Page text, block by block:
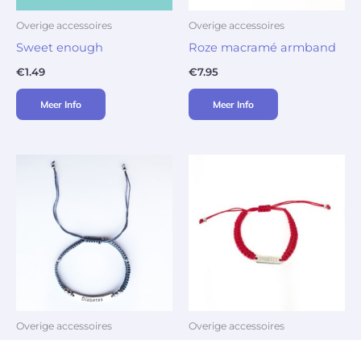
Overige accessoires
Sweet enough
€1.49
Meer Info
Overige accessoires
Roze macramé armband
€7.95
Meer Info
Overige accessoires Overige accessoires